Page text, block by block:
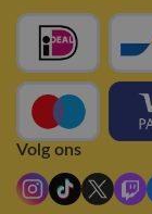
Volg ons